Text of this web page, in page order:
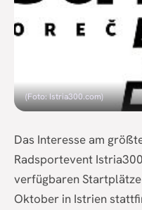
(Foto: Istria300.com)
Das Interesse am
Radsportevent
verfügbaren
Oktober in Istrien